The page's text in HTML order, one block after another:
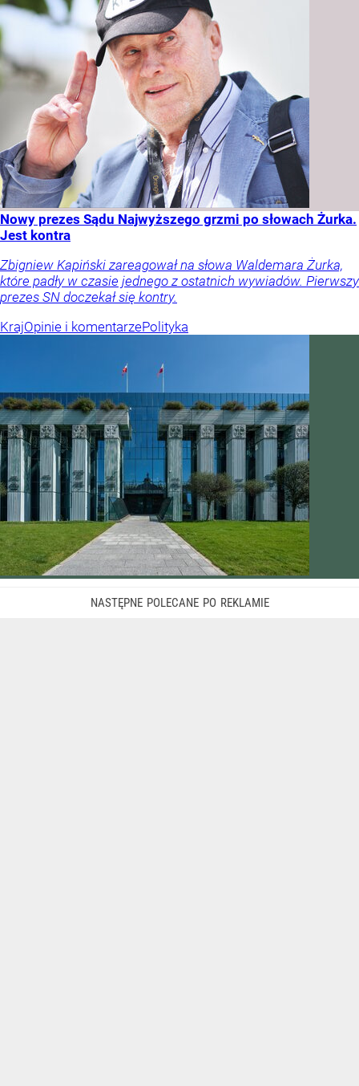
Nowy prezes Sądu Najwyższego grzmi po słowach Żurka.
Jest kontra
Zbigniew Kapiński zareagował na słowa Waldemara Żurka,
które padły w czasie jednego z ostatnich wywiadów. Pierwszy
prezes SN doczekał się kontry.
KrajOpinie i komentarzePolityka